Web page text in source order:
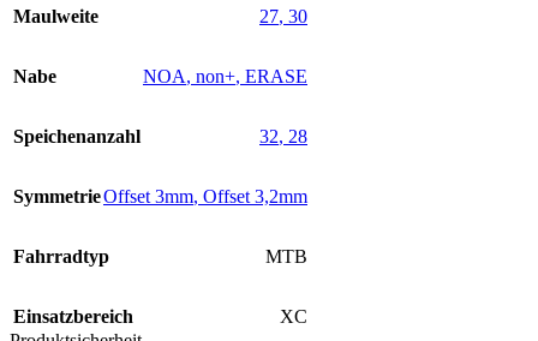
Maulweite 27, 30
Nabe NOA, non+, ERASE
Speichenanzahl 32, 28
SymmetrieOffset 3mm, Offset 3,2mm
Fahrradtyp MTB
Einsatzbereich
XC